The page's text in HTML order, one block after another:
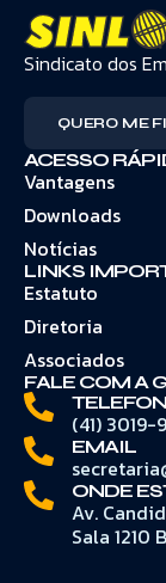
Sindicato dos
QUERO ME
ACESSO
Vantagens
Downloads
Notícias
LINKS
Estatuto
Diretoria
Associados
FALE COM A
(41) 3019-
EMAIL
ONDE
Av.
Sala 1210